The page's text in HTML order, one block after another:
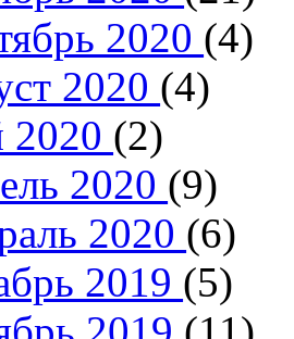
2020 (4)
2020 (4)
(2)
2020 (9)
2020 (6)
2019 (5)